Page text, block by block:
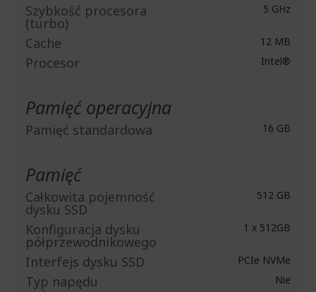
Szybkość procesora
(turbo)
5 GHz
Cache 12 MB
Procesor Intel®
Pamięć operacyjna
Pamięć standardowa 16 GB
Pamięć
Całkowita pojemność
dysku SSD
512 GB
Konfiguracja dysku
półprzewodnikowego
1 x 512GB
Interfejs dysku SSD PCIe NVMe
Typ napędu Nie